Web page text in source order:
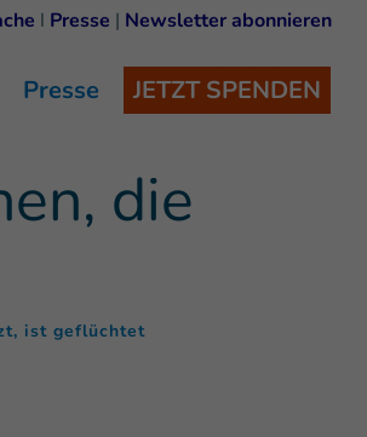
I Presse | Newsletter abonnieren
Presse JETZT SPENDEN
die
ist geflüchtet(